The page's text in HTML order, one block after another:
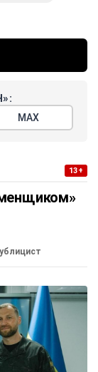
МАХ
13+